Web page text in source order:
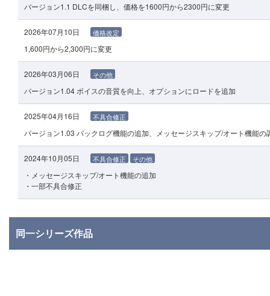
バージョン1.1 DLCを同梱し、価格を1600円から2300円に変更
2026年07月10日 価格改定
1,600円から2,300円に変更
2026年03月06日 その他
バージョン1.04 ボイスの音質を向上、オプションにロードを追加
2025年04月16日 不具合修正
バージョン1.03 バックログ機能の追加、メッセージスキップ/オート機能の
2024年10月05日 不具合修正 その他
・メッセージスキップ/オート機能の追加
・一部不具合修正
同一シリーズ作品